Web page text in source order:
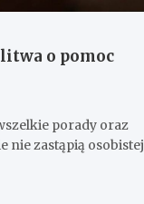
o pomoc
porady oraz
nie zastąpią osobistej